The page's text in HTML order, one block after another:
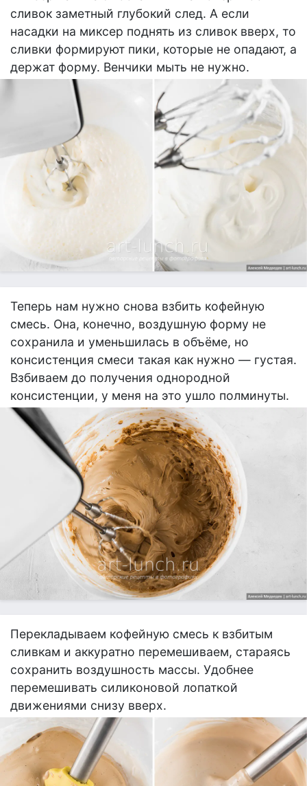
сливок заметный глубокий след. А если
насадки на миксер поднять из сливок вверх, то
сливки формируют пики, которые не опадают, а
держат форму. Венчики мыть не нужно.
Теперь нам нужно снова взбить кофейную
смесь. Она, конечно, воздушную форму не
сохранила и уменьшилась в объёме, но
консистенция смеси такая как нужно — густая.
Взбиваем до получения однородной
консистенции, у меня на это ушло полминуты.
Перекладываем кофейную смесь к взбитым
сливкам и аккуратно перемешиваем, стараясь
сохранить воздушность массы. Удобнее
перемешивать силиконовой лопаткой
движениями снизу вверх.